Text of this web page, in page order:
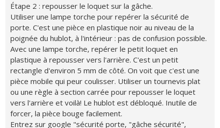
Étape 2 : repousser le loquet sur la gâche.
Utiliser une lampe torche pour repérer la sécurité de
porte. C'est une pièce en plastique noir au niveau de la
poignée du hublot, à l'intérieur : pas de confusion possible.
Avec une lampe torche, repérer le petit loquet en
plastique à repousser vers l'arrière. C'est un petit
rectangle d'environ 5 mm de côté. On voit que c'est une
pièce mobile qui peur coulisser. Utiliser un tournevis plat
ou une règle à section carrée pour repousser le loquet
vers l'arrière et voilà! Le hublot est débloqué. Inutile de
forcer, la pièce bouge facilement.
Entrez sur google "sécurité porte, "gâche sécurité",